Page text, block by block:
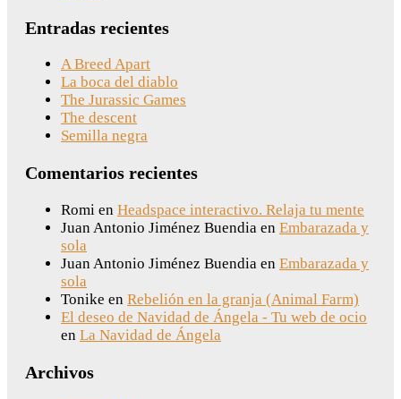
Entradas recientes
A Breed Apart
La boca del diablo
The Jurassic Games
The descent
Semilla negra
Comentarios recientes
Romi en Headspace interactivo. Relaja tu mente
Juan Antonio Jiménez Buendia en Embarazada y
sola
Juan Antonio Jiménez Buendia en Embarazada y
sola
Tonike en Rebelión en la granja (Animal Farm)
El deseo de Navidad de Ángela - Tu web de ocio
en La Navidad de Ángela
Archivos